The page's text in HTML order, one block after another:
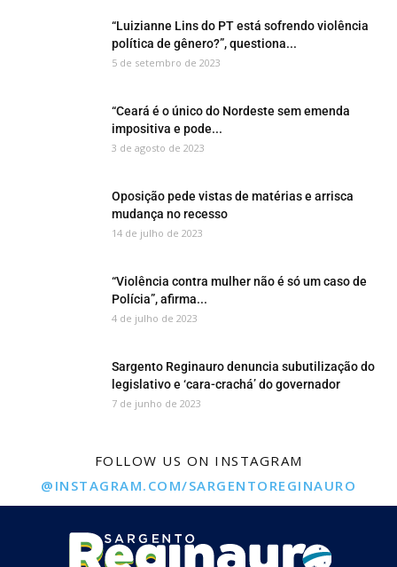
“Luizianne Lins do PT está sofrendo violência
política de gênero?”, questiona...
5 de setembro de 2023
“Ceará é o único do Nordeste sem emenda
impositiva e pode...
3 de agosto de 2023
Oposição pede vistas de matérias e arrisca
mudança no recesso
14 de julho de 2023
“Violência contra mulher não é só um caso de
Polícia”, afirma...
4 de julho de 2023
Sargento Reginauro denuncia subutilização do
legislativo e ‘cara-crachá’ do governador
7 de junho de 2023
FOLLOW US ON INSTAGRAM
@INSTAGRAM.COM/SARGENTOREGINAURO